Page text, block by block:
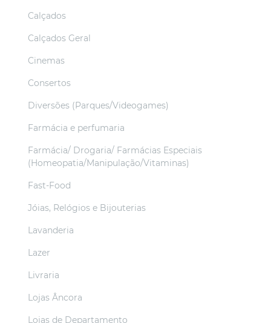
Calçados
Calçados Geral
Cinemas
Consertos
Diversões (Parques/Videogames)
Farmácia e perfumaria
Farmácia/ Drogaria/ Farmácias Especiais
(Homeopatia/Manipulação/Vitaminas)
Fast-Food
Jóias, Relógios e Bijouterias
Lavanderia
Lazer
Livraria
Lojas Âncora
Lojas de Departamento